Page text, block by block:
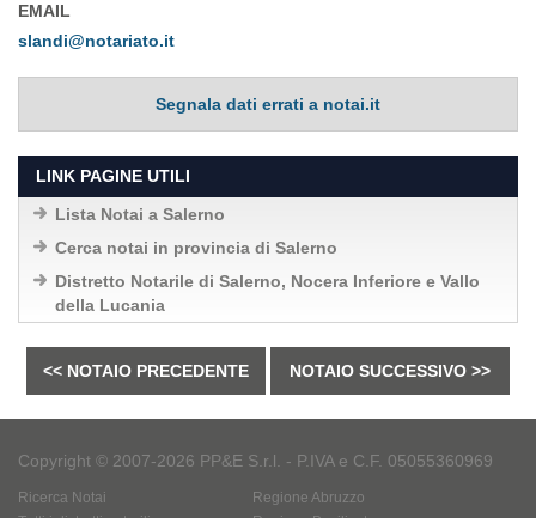
EMAIL
slandi@notariato.it
Segnala dati errati a notai.it
LINK PAGINE UTILI
Lista Notai a Salerno
Cerca notai in provincia di Salerno
Distretto Notarile di Salerno, Nocera Inferiore e Vallo
della Lucania
<< NOTAIO PRECEDENTE NOTAIO SUCCESSIVO >>
Copyright © 2007-2026 PP&E S.r.l. - P.IVA e C.F. 05055360969
Ricerca Notai
Regione Abruzzo